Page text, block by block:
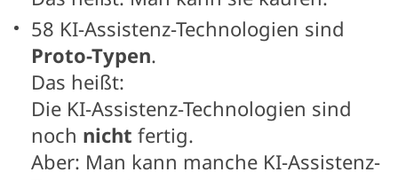
58 KI-Assistenz-Technologien sind
Proto-Typen.
Das heißt:
Die KI-Assistenz-Technologien sind
noch nicht fertig.
Aber: Man kann manche KI-Assistenz-